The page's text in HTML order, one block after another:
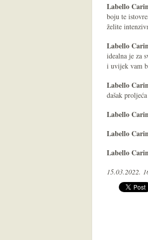
Labello
boju te
želite
Labello
idealna je za
i uvijek vam
Labello
dašak
Labello
Labello
Labello
15.03.2022.